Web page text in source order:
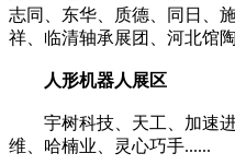
志同、东华、质德、同日、
祥、临清轴承展团、河北馆
人形机器人展区
宇树科技、天工、加速进
维、哈楠业、灵心巧手......